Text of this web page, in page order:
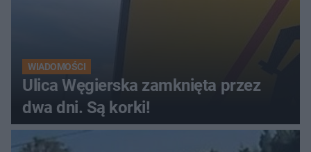
WIADOMOŚCI
Ulica Węgierska zamknięta przez
dwa dni. Są korki!